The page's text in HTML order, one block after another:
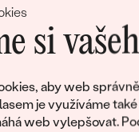
si
aby web
je využíváme
web vylepšovat.